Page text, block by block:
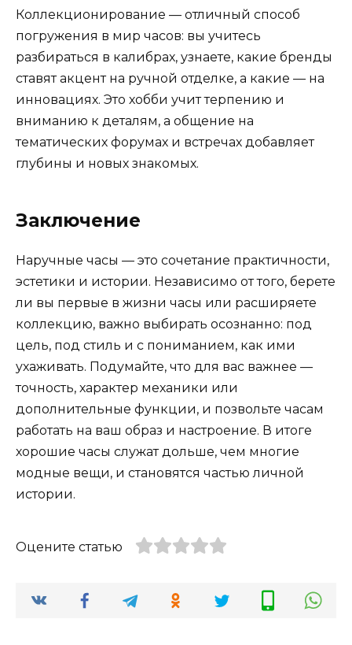
Коллекционирование — отличный способ
погружения в мир часов: вы учитесь
разбираться в калибрах, узнаете, какие бренды
ставят акцент на ручной отделке, а какие — на
инновациях. Это хобби учит терпению и
вниманию к деталям, а общение на
тематических форумах и встречах добавляет
глубины и новых знакомых.
Заключение
Наручные часы — это сочетание практичности,
эстетики и истории. Независимо от того, берете
ли вы первые в жизни часы или расширяете
коллекцию, важно выбирать осознанно: под
цель, под стиль и с пониманием, как ими
ухаживать. Подумайте, что для вас важнее —
точность, характер механики или
дополнительные функции, и позвольте часам
работать на ваш образ и настроение. В итоге
хорошие часы служат дольше, чем многие
модные вещи, и становятся частью личной
истории.
Оцените статью